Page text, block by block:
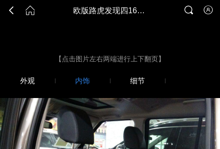
  欧版路虎发现四16款 3.0T SE图片 

【点击图片左右两端进行上下翻页】
外观 内饰 细节